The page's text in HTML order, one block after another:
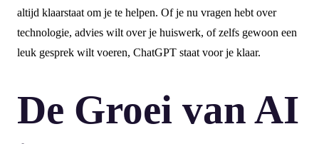
altijd klaarstaat om je te helpen. Of je nu vragen hebt over
technologie, advies wilt over je huiswerk, of zelfs gewoon een
leuk gesprek wilt voeren, ChatGPT staat voor je klaar.
De Groei van AI